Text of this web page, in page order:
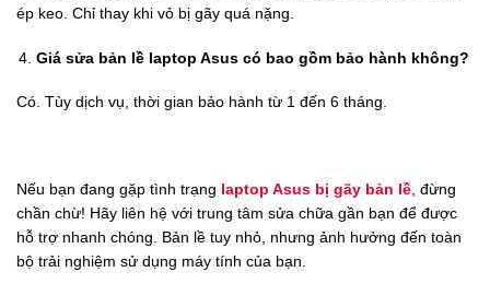
ép keo. Chỉ thay khi vỏ bị gãy quá nặng.
Giá sửa bản lề laptop Asus có bao gồm bảo hành không?
Có. Tùy dịch vụ, thời gian bảo hành từ 1 đến 6 tháng.
Nếu bạn đang gặp tình trạng laptop Asus bị gãy bản lề , đừng
chần chừ! Hãy liên hệ với trung tâm sửa chữa gần bạn để được
hỗ trợ nhanh chóng. Bản lề tuy nhỏ, nhưng ảnh hưởng đến toàn
bộ trải nghiệm sử dụng máy tính của bạn.